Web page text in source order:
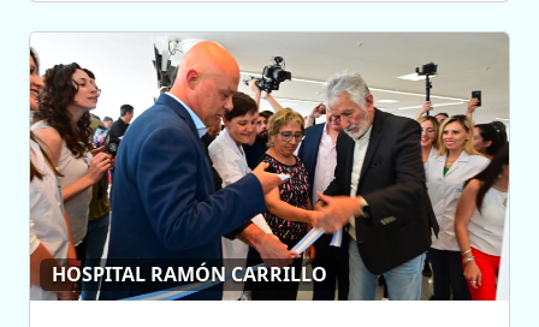
HOSPITAL RAMÓN CARRILLO